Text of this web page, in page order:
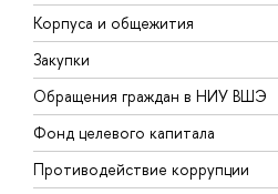
Корпуса и общежития
Закупки
Обращения граждан в НИУ ВШЭ
Фонд целевого капитала
Противодействие коррупции